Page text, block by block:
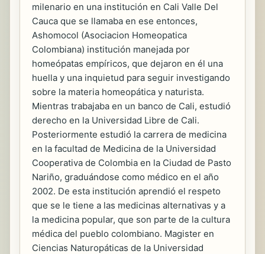
milenario en una institución en Cali Valle Del
Cauca que se llamaba en ese entonces,
Ashomocol (Asociacion Homeopatica
Colombiana) institución manejada por
homeópatas empíricos, que dejaron en él una
huella y una inquietud para seguir investigando
sobre la materia homeopática y naturista.
Mientras trabajaba en un banco de Cali, estudió
derecho en la Universidad Libre de Cali.
Posteriormente estudió la carrera de medicina
en la facultad de Medicina de la Universidad
Cooperativa de Colombia en la Ciudad de Pasto
Nariño, graduándose como médico en el año
2002. De esta institución aprendió el respeto
que se le tiene a las medicinas alternativas y a
la medicina popular, que son parte de la cultura
médica del pueblo colombiano. Magister en
Ciencias Naturopáticas de la Universidad